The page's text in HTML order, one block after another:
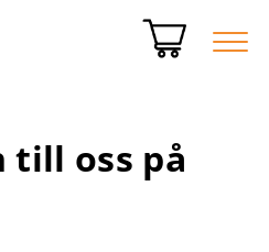
till oss på